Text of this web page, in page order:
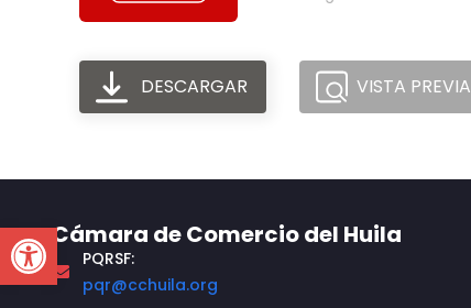
Open toolbar
DESCARGAR VISTA PREVIA
Cámara de Comercio del Huila
PQRSF:
pqr@cchuila.org